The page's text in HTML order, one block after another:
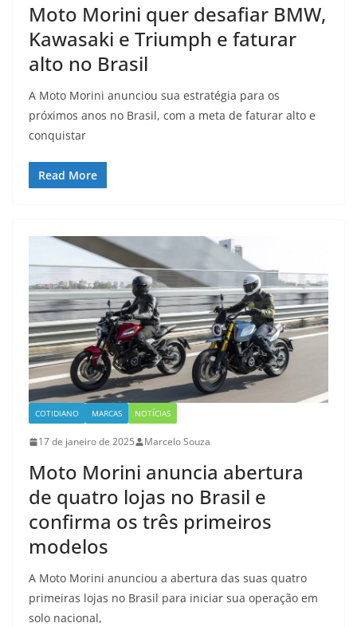
Moto Morini quer desafiar BMW,
Kawasaki e Triumph e faturar
alto no Brasil
A Moto Morini anunciou sua estratégia para os
próximos anos no Brasil, com a meta de faturar alto e
conquistar
Read More
COTIDIANO MARCAS NOTÍCIAS
17 de janeiro de 2025 Marcelo Souza
Moto Morini anuncia abertura
de quatro lojas no Brasil e
confirma os três primeiros
modelos
A Moto Morini anunciou a abertura das suas quatro
primeiras lojas no Brasil para iniciar sua operação em
solo nacional,